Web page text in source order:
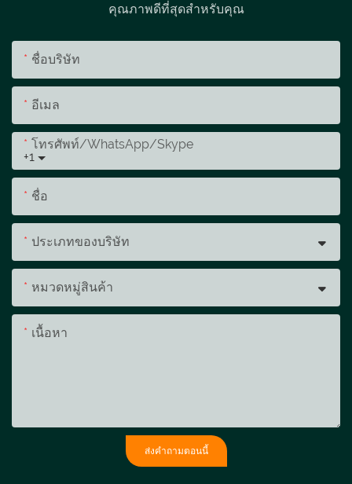
คุณภาพดีที่สุดสำหรับคุณ
ชื่อบริษัท
อีเมล
+1
โทรศัพท์/WhatsApp/Skype
ชื่อ
ประเภทของบริษัท
หมวดหมู่สินค้า
เนื้อหา
ส่งคำถามตอนนี้